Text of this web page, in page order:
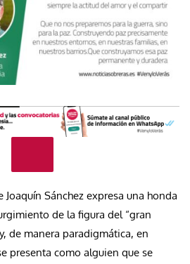
Sánchez expresa una honda
de la figura del “gran
de manera paradigmática, en
presenta como alguien que se